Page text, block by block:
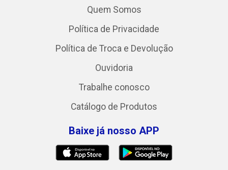
Quem Somos
Política de Privacidade
Política de Troca e Devolução
Ouvidoria
Trabalhe conosco
Catálogo de Produtos
Baixe já nosso APP